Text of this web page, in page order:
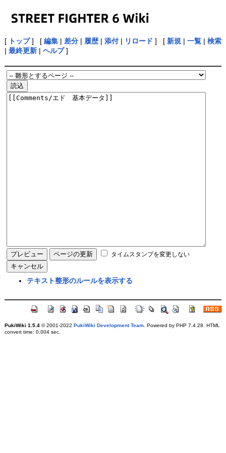
[ トップ] [ 編集| 差分| 履歴| 添付| リロード ] [ 新規| 一覧| 検索
| 最終更新| ヘルプ]
タイムスタンプを変更しない
テキスト整形のルールを表示する
PukiWiki 1.5.4© 2001-2022 PukiWiki Development Team. Powered by PHP 7.4.28. HTML
convert time: 0.004 sec.